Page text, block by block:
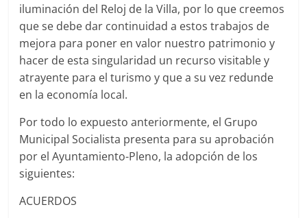
iluminación del Reloj de la Villa, por lo que creemos
que se debe dar continuidad a estos trabajos de
mejora para poner en valor nuestro patrimonio y
hacer de esta singularidad un recurso visitable y
atrayente para el turismo y que a su vez redunde
en la economía local.
Por todo lo expuesto anteriormente, el Grupo
Municipal Socialista presenta para su aprobación
por el Ayuntamiento-Pleno, la adopción de los
siguientes:
ACUERDOS